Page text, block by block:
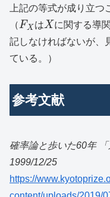
上記の等式が成り立つ
（FX はXに関する導
記しなければないが、
ている。）
参考文献
確率論と歩いた60年
1999/12/25
https://